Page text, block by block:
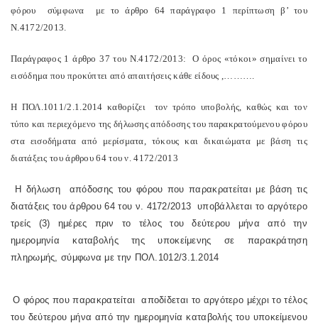
φόρου σύμφωνα με το άρθρο 64 παράγραφο 1 περίπτωση β’ του
Ν.4172/2013.
Παράγραφος 1 άρθρο 37 του Ν.4172/2013: Ο όρος «τόκοι» σημαίνει το
εισόδημα που προκύπτει από απαιτήσεις κάθε είδους ,……….
Η ΠΟΛ.1011/2.1.2014 καθορίζει
τον τρόπο υποβολής, καθώς και τον
τύπο και περιεχόμενο της δήλωσης απόδοσης του παρακρατούμενου φόρου
στα εισοδήματα από μερίσματα, τόκους και δικαιώματα με βάση τις
διατάξεις του άρθρου 64 του ν. 4172/2013
Η δήλωση
απόδοσης του φόρου που παρακρατείται με βάση τις
διατάξεις του άρθρου 64 του ν. 4172/2013 υποβάλλεται το αργότερο
τρείς (3) ημέρες πριν το τέλος του δεύτερου μήνα από την
ημερομηνία καταβολής της υποκείμενης σε παρακράτηση
πληρωμής, σύμφωνα με την ΠΟΛ.1012/3.1.2014
Ο φόρος που παρακρατείται αποδίδεται το αργότερο μέχρι το τέλος
του δεύτερου μήνα από την ημερομηνία καταβολής του υποκείμενου